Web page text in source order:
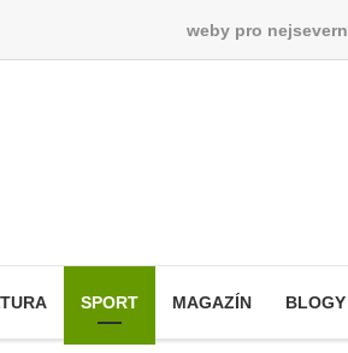
weby pro
SPORT MAGAZÍN BLOGY